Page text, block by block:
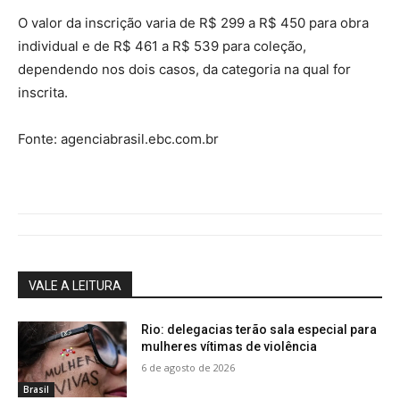
O valor da inscrição varia de R$ 299 a R$ 450 para obra
individual e de R$ 461 a R$ 539 para coleção,
dependendo nos dois casos, da categoria na qual for
inscrita.
Fonte: agenciabrasil.ebc.com.br
VALE A LEITURA
Brasil
Rio: delegacias terão sala especial para
mulheres vítimas de violência
6 de agosto de 2026